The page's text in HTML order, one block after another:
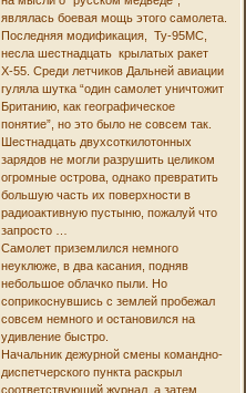
являлась боевая мощь этого самолета.
Последняя модификация, Ту-95МС,
несла шестнадцать крылатых ракет
Х-55. Среди летчиков Дальней авиации
гуляла шутка “один самолет уничтожит
Британию, как географическое
понятие”, но это было не совсем так.
Шестнадцать двухсоткилотонных
зарядов не могли разрушить целиком
огромные острова, однако превратить
большую часть их поверхности в
радиоактивную пустыню, пожалуй что
запросто …
Самолет приземлился немного
неуклюже, в два касания, подняв
небольшое облачко пыли. Но
соприкоснувшись с землей пробежал
совсем немного и остановился на
удивление быстро.
Начальник дежурной смены командно-
диспетчерского пункта раскрыл
соответствующий журнал, а затем